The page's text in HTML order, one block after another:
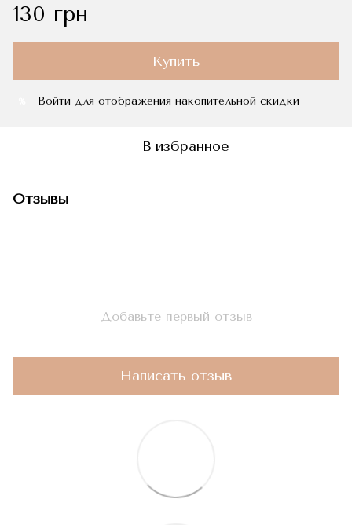
130 грн
Купить
Войти для отображения накопительной скидки
В избранное
Отзывы
Добавьте первый отзыв
Написать отзыв